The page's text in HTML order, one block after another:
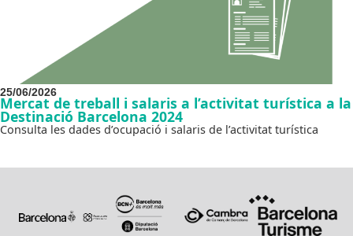
25/06/2026
Mercat de treball i salaris a l’activitat turística a la
Destinació Barcelona 2024
Consulta les dades d’ocupació i salaris de l’activitat turística